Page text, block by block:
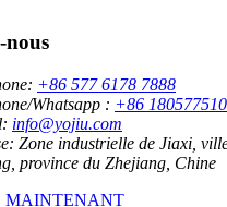
nous
+86 577 6178 7888
Whatsapp : +86
info@yojiu.com
Zone industrielle de Jiaxi,
province du Zhejiang, Chine
MAINTENANT